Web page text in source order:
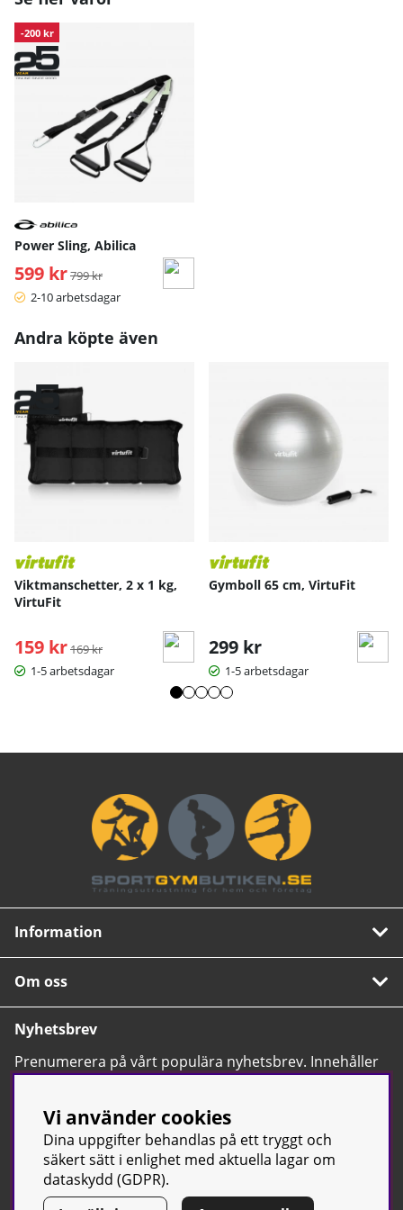
-200 kr
Power Sling, Abilica
599 krOrdinarie pris:
799 kr
2-10 arbetsdagar
Andra köpte även
Viktmanschetter, 2 x 1 kg,
VirtuFit
159 kr Ordinarie pris:
169 kr
1-5 arbetsdagar
Gymboll 65 cm, VirtuFit
299 kr
1-5 arbetsdagar
Information
Om oss
Nyhetsbrev
Prenumerera på vårt populära nyhetsbrev. Innehåller
tips, nyheter och våra allra bästa erbjudanden.
Vi använder cookies
Dina uppgifter behandlas på ett tryggt och
säkert sätt i enlighet med aktuella lagar om
dataskydd (GDPR).